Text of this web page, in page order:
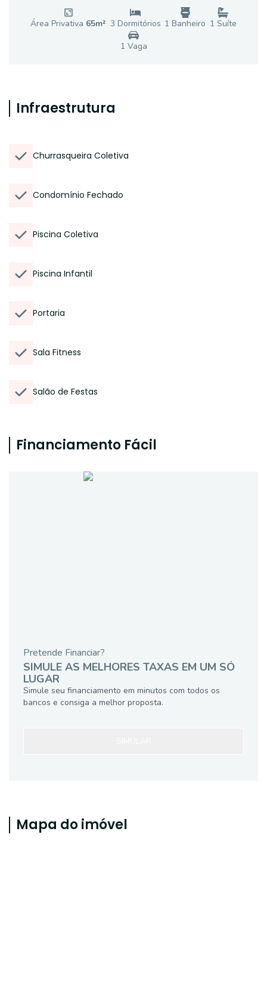
Área Privativa 65m² 3 Dormitórios 1 Banheiro 1 Suíte
1 Vaga
Infraestrutura
Churrasqueira Coletiva
Condomínio Fechado
Piscina Coletiva
Piscina Infantil
Portaria
Sala Fitness
Salão de Festas
Financiamento Fácil
Pretende Financiar?
SIMULE AS MELHORES TAXAS EM UM SÓ
LUGAR
Simule seu financiamento em minutos com todos os
bancos e consiga a melhor proposta.
Mapa do imóvel